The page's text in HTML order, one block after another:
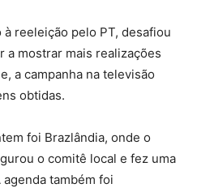
reeleição pelo PT, desafiou
mostrar mais realizações
a campanha na televisão
obtidas.
foi Brazlândia, onde o
o comitê local e fez uma
também foi